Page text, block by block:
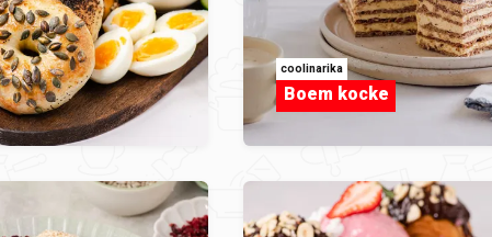
coolinarika
Boem kocke